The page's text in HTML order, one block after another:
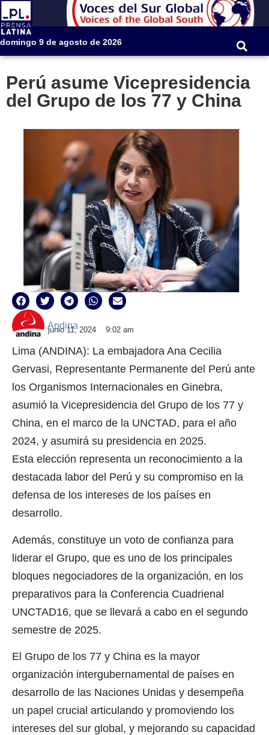
domingo 9 de agosto de 2026
Perú asume Vicepresidencia
del Grupo de los 77 y China
Andina
junio 11, 2024 9:02 am
Lima (ANDINA): La embajadora Ana Cecilia
Gervasi, Representante Permanente del Perú ante
los Organismos Internacionales en Ginebra,
asumió la Vicepresidencia del Grupo de los 77 y
China, en el marco de la UNCTAD, para el año
2024, y asumirá su presidencia en 2025.
Esta elección representa un reconocimiento a la
destacada labor del Perú y su compromiso en la
defensa de los intereses de los países en
desarrollo.
Además, constituye un voto de confianza para
liderar el Grupo, que es uno de los principales
bloques negociadores de la organización, en los
preparativos para la Conferencia Cuadrienal
UNCTAD16, que se llevará a cabo en el segundo
semestre de 2025.
El Grupo de los 77 y China es la mayor
organización intergubernamental de países en
desarrollo de las Naciones Unidas y desempeña
un papel crucial articulando y promoviendo los
intereses del sur global, y mejorando su capacidad